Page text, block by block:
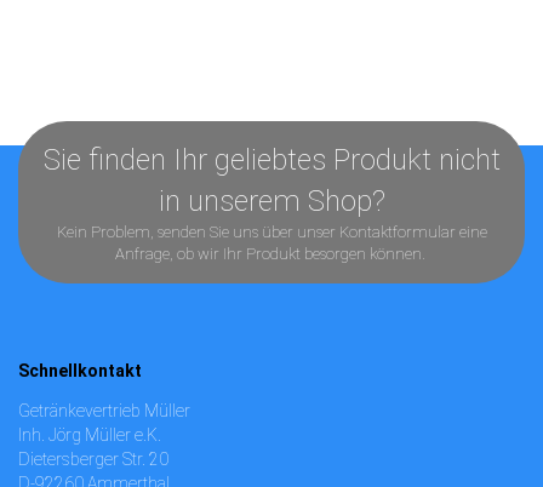
Sie finden Ihr geliebtes Produkt nicht
in unserem Shop?
Kein Problem, senden Sie uns über unser Kontaktformular eine
Anfrage, ob wir Ihr Produkt besorgen können.
Schnellkontakt
Getränkevertrieb Müller
Inh. Jörg Müller e.K.
Dietersberger Str. 20